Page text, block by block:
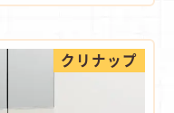
クリナップ